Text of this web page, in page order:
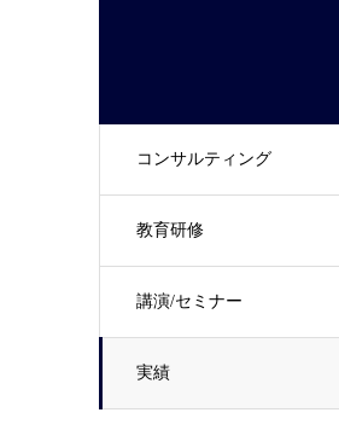
コンサルティング
教育研修
講演/セミナー
実績